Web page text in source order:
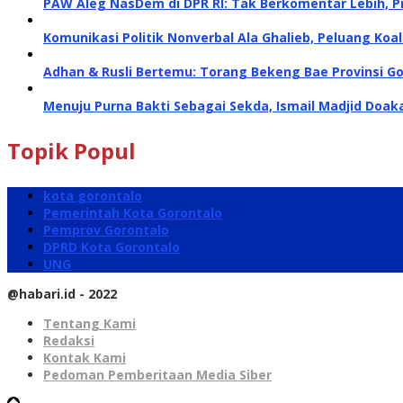
Komunikasi Politik Nonverbal Ala Ghalieb, Peluang
Adhan & Rusli Bertemu: Torang Bekeng Bae Provinsi
Menuju Purna Bakti Sebagai Sekda, Ismail Madjid
Topik Popul
kota gorontalo
Pemerintah Kota Gorontalo
Pemprov Gorontalo
DPRD Kota Gorontalo
UNG
@habari.id - 2022
Tentang Kami
Redaksi
Kontak Kami
Pedoman Pemberitaan Media Siber